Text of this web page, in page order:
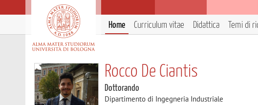
Home Curriculum vitae Didattica Temi di
Rocco De Ciantis
Dottorando
Dipartimento di Ingegneria Industriale